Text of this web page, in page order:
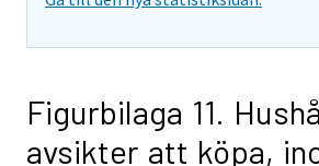
Figurbilaga 11.
avsikter att köpa,